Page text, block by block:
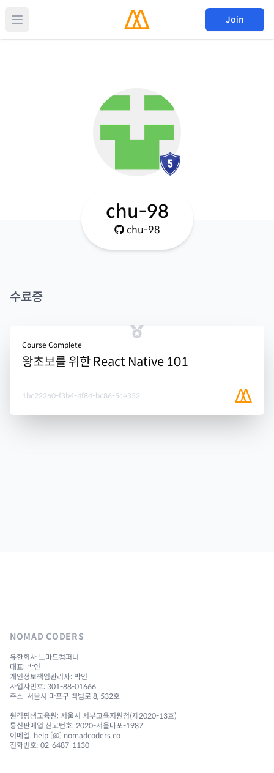
Join
chu-98
chu-98
수료증
Course Complete
왕초보를 위한 React Native 101
1bc22260-f3b4-4f84-bc86-5ce352
NOMAD CODERS
유한회사 노마드컴퍼니
대표: 박인
개인정보책임관리자: 박인
사업자번호: 301-88-01666
주소: 서울시 마포구 백범로 8, 532호
-
원격평생교육원: 서울시 서부교육지원청(제2020-13호)
통신판매업 신고번호: 2020-서울마포-1987
이메일: help [@] nomadcoders.co
전화번호: 02-6487-1130